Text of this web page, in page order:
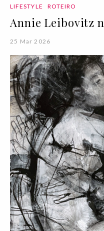
LIFESTYLE ROTEIRO
Annie Leibovitz
25 Mar 2026